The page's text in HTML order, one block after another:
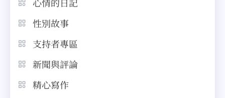
性別故事
支持者專區
新聞與評論
精心寫作